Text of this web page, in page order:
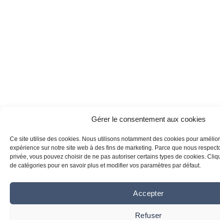
Gérer le consentement aux cookies
Ce site utilise des cookies. Nous utilisons notamment des cookies pour
expérience sur notre site web à des fins de marketing. Parce que nous
privée, vous pouvez choisir de ne pas autoriser certains types de cookies.
de catégories pour en savoir plus et modifier vos paramètres par défaut.
Accepter
Refuser